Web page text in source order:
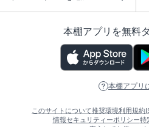
本棚アプリを無料
本棚アプリ
このサイトについて推奨環境利用規約
情報セキュリティーポリシー特